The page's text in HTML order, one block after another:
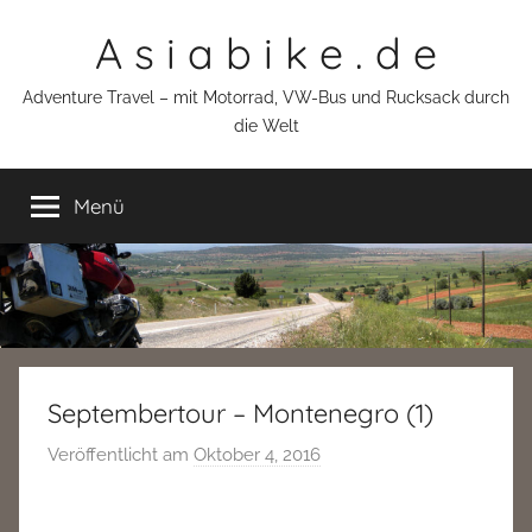
A s i a b i k e . d e
Adventure Travel – mit Motorrad, VW-Bus und Rucksack durch
die Welt
Menü
Septembertour – Montenegro (1)
Veröffentlicht am Oktober 4, 2016